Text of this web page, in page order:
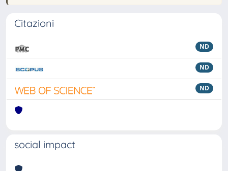
Citazioni
ND
ND
ND
social impact